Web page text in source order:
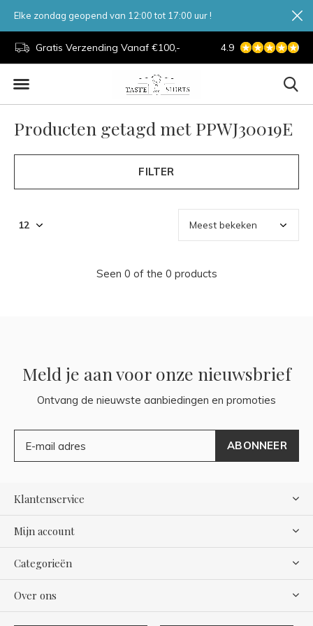
Gratis Verzending Vanaf €100,- 7 Dagen Per
4.9
Elke zondag geopend van 12:00 tot 17:00 uur !
Producten getagd met PPWJ30019E
FILTER
Seen 0 of the 0 products
Meld je aan voor onze nieuwsbrief
Ontvang de nieuwste aanbiedingen en promoties
ABONNEER
Klantenservice
Mijn account
Categorieën
Over ons